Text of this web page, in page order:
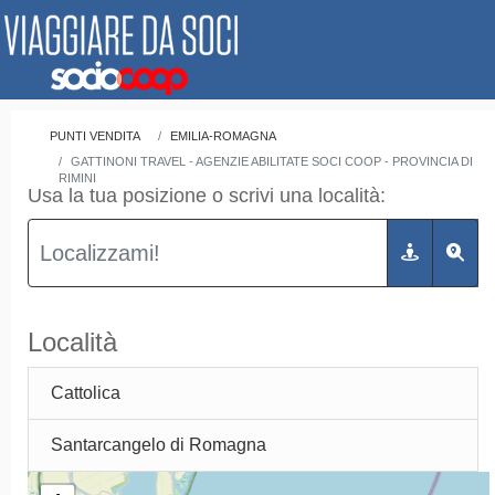
PUNTI VENDITA
EMILIA-ROMAGNA
GATTINONI TRAVEL - AGENZIE ABILITATE SOCI COOP - PROVINCIA DI
RIMINI
Usa la tua posizione o scrivi una località:
Località
Cattolica
Santarcangelo di Romagna